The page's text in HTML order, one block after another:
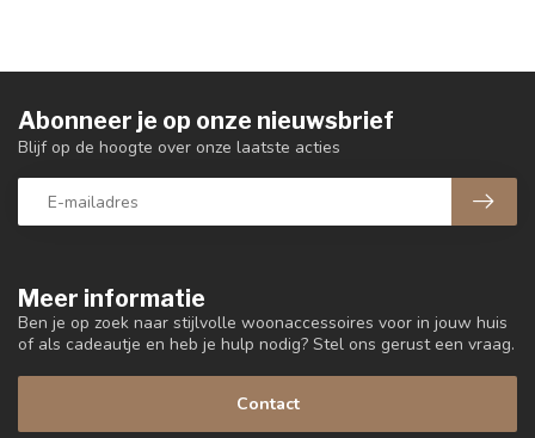
Meer informatie
Ben je op zoek naar stijlvolle woonaccessoires voor in jouw huis
of als cadeautje en heb je hulp nodig? Stel ons gerust een vraag.
Contact
Abonneer je op onze nieuwsbrief
Blijf op de hoogte over onze laatste acties